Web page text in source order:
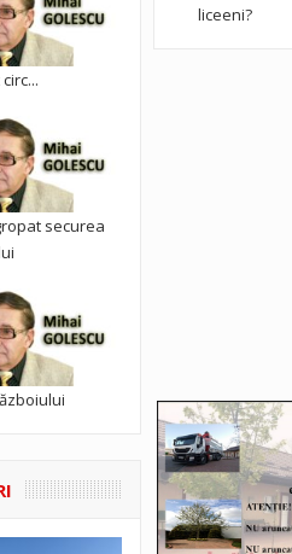
securea
liceeni?